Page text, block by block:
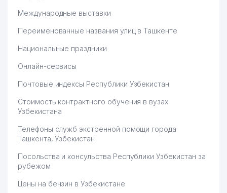
Международные выставки
Переименованные названия улиц в Ташкенте
Национальные праздники
Онлайн-сервисы
Почтовые индексы Республики Узбекистан
Стоимость контрактного обучения в вузах
Узбекистана
Телефоны служб экстренной помощи города
Ташкента, Узбекистан
Посольства и консульства Республики Узбекистан за
рубежом
Цены на бензин в Узбекистане